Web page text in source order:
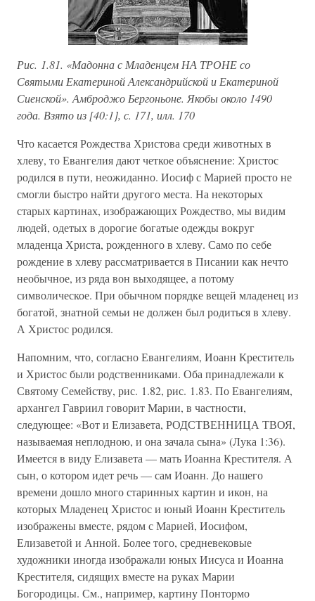
Рис. 1.81. «Мадонна с Младенцем НА ТРОНЕ со
Святыми Екатериной Александрийской и Екатериной
Сиенской». Амброджо Бергоньоне. Якобы около 1490
года. Взято из [40:1], с. 171, илл. 170
Что касается Рождества Христова среди животных в
хлеву, то Евангелия дают четкое объяснение: Христос
родился в пути, неожиданно. Иосиф с Марией просто не
смогли быстро найти другого места. На некоторых
старых картинах, изображающих Рождество, мы видим
людей, одетых в дорогие богатые одежды вокруг
младенца Христа, рожденного в хлеву. Само по себе
рождение в хлеву рассматривается в Писании как нечто
необычное, из ряда вон выходящее, а потому
символическое. При обычном порядке вещей младенец из
богатой, знатной семьи не должен был родиться в хлеву.
А Христос родился.
Напомним, что, согласно Евангелиям, Иоанн Креститель
и Христос были родственниками. Оба принадлежали к
Святому Семейству, рис. 1.82, рис. 1.83. По Евангелиям,
архангел Гавриил говорит Марии, в частности,
следующее: «Вот и Елизавета, РОДСТВЕННИЦА ТВОЯ,
называемая неплодною, и она зачала сына» (Лука 1:36).
Имеется в виду Елизавета — мать Иоанна Крестителя. А
сын, о котором идет речь — сам Иоанн. До нашего
времени дошло много старинных картин и икон, на
которых Младенец Христос и юный Иоанн Креститель
изображены вместе, рядом с Марией, Иосифом,
Елизаветой и Анной. Более того, средневековые
художники иногда изображали юных Иисуса и Иоанна
Крестителя, сидящих вместе на руках Марии
Богородицы. См., например, картину Понтормо